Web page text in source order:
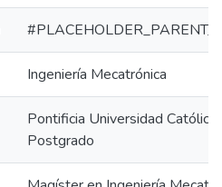
Ingeniería Mecatrónica
Pontificia Universidad
Postgrado